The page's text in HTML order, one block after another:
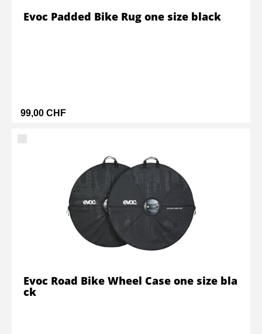
99,00 CHF
Evoc Padded Bike Rug one size black
Evoc Road Bike Wheel Case one size bla
ck